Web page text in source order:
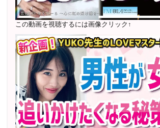
〜2024年7月 恋愛テキスト動画セット販
2022年7月〜12月 グループセッション
様 随時満席
2022年4月 米国NLP協会認定NLPコーチ
この動画を視聴するには画像クリック↑